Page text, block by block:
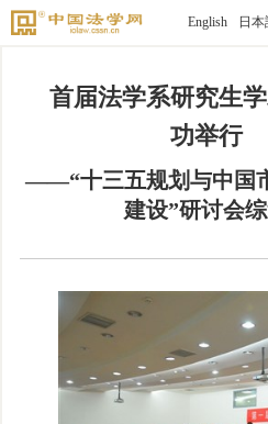
English 日本
首届法学系研究生
功举行
——“十三五规划与中国
建设”研讨会